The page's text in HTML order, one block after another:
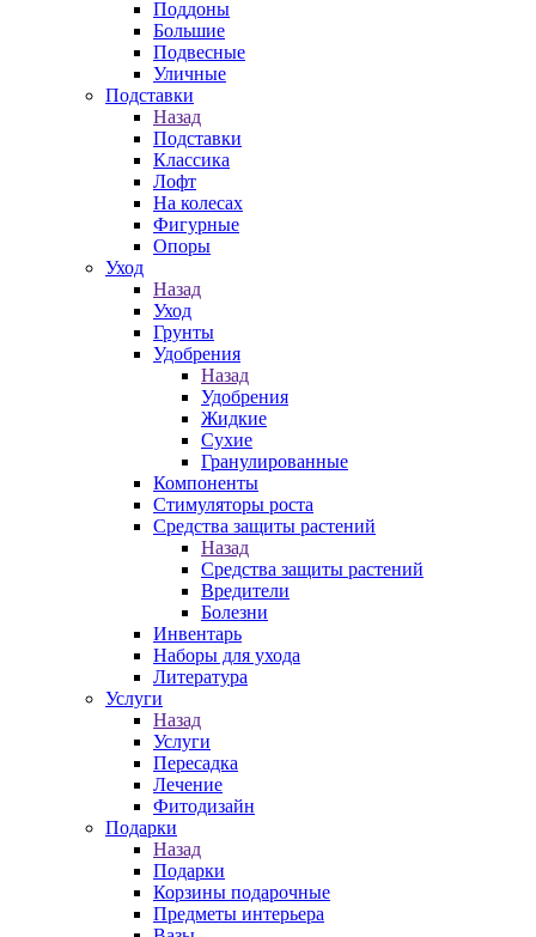
Поддоны
Большие
Подвесные
Уличные
Подставки
Назад
Подставки
Классика
Лофт
На колесах
Фигурные
Опоры
Уход
Назад
Уход
Грунты
Удобрения
Назад
Удобрения
Жидкие
Сухие
Гранулированные
Компоненты
Стимуляторы роста
Средства защиты растений
Назад
Средства защиты растений
Вредители
Болезни
Инвентарь
Наборы для ухода
Литература
Услуги
Назад
Услуги
Пересадка
Лечение
Фитодизайн
Подарки
Назад
Подарки
Корзины подарочные
Предметы интерьера